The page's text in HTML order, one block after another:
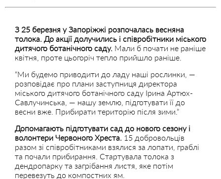
З 25 березня у Запоріжжі розпочалась весняна
толока. До акції долучились і співробітники міського
дитячого ботанічного саду. Мали б почати не раніше
квітня, проте цьогоріч тепло прийшло раніше.
“Ми будемо приводити до ладу наші рослинки, —
розповідає про плани заступниця директора
міського дитячого ботанічного саду Ірина Артюх-
Савлучинська, — нашу землю, підготувати її до
весни вже. Прибирати територію після зими.”
Допомагають підготувати сад до нового сезону і
волонтери Червоного Хреста. 15 добровольців
разом зі співробітниками взялися за лопати, граблі
та почали прибирання. Стартувала толока з
дендропарку та загрібання листя, яке потім
перевезуть до компостних ям.